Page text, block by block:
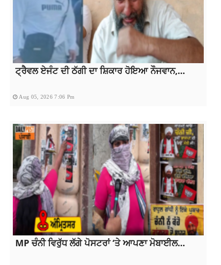
ਟ੍ਰੈਵਲ ਏਜੰਟ ਦੀ ਠੱਗੀ ਦਾ ਸ਼ਿਕਾਰ ਹੋਇਆ ਨੌਜਵਾਨ,...
Aug 05, 2026 7:06 Pm
MP ਚੰਨੀ ਵਿਰੁੱਧ ਲੱਗੇ ਪੋਸਟਰਾਂ ‘ਤੇ ਆਪਣਾ ਮੋਬਾਈਲ...